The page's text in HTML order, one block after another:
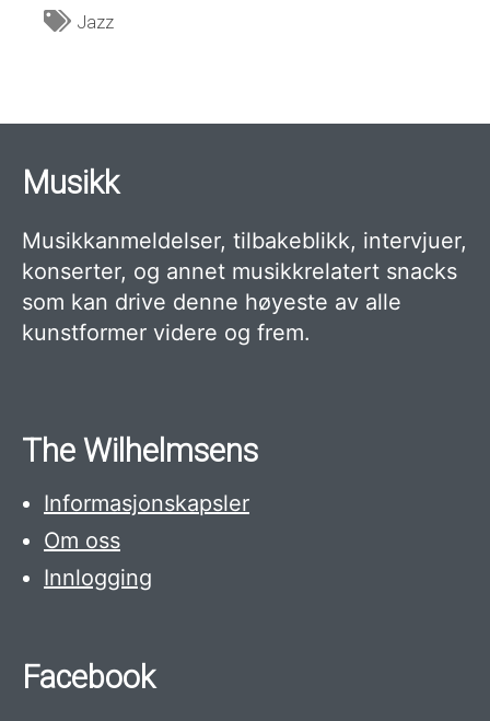
Jazz
Musikk
Musikkanmeldelser, tilbakeblikk, intervjuer,
konserter, og annet musikkrelatert snacks
som kan drive denne høyeste av alle
kunstformer videre og frem.
The Wilhelmsens
Informasjonskapsler
Om oss
Innlogging
Facebook